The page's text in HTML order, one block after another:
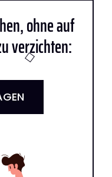
ohne auf
verzichten: